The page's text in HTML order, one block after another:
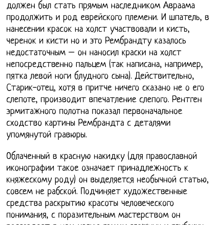
должен был стать прямым наследником Авраама
продолжить и род еврейского племени. И шпатель, в
нанесении красок на холст участвовали и кисть,
черенок и кисти но и это Рембрандту казалось
недостаточным – он наносил краски на холст
непосредственно пальцем (так написана, например,
пятка левой ноги блудного сына). Действительно,
Старик-отец, хотя в притче ничего сказано не о его
слепоте, производит впечатление слепого. Рентген
эрмитажного полотна показал первоначальное
сходство картины Рембрандта с деталями
упомянутой гравюры.
Облаченный в красную накидку (для православной
иконографии такое означает принадлежность к
княжескому роду) он выделяется необычной статью,
совсем не рабской. Подчиняет художественные
средства раскрытию красоты человеческого
понимания, с поразительным мастерством он